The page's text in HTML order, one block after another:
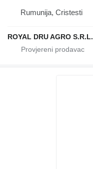
Rumunija, Cristesti
ROYAL DRU AGRO S.R.L.